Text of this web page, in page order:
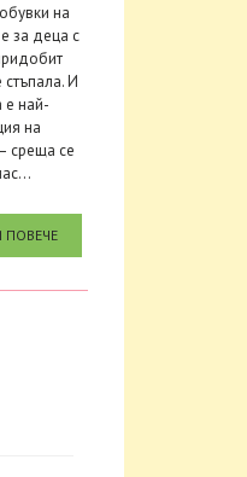
на
за деца с
И
е най-
на
среща се
ПОВЕЧЕ